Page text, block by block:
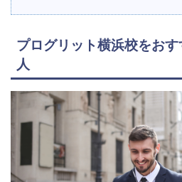
プログリット横浜校をお
人